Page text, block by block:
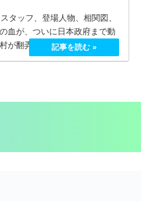
タッフ、登場人物、相関図、
血が、ついに日本政府まで動
翻弄されてしまう!?丸神会